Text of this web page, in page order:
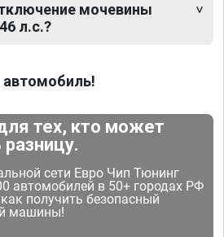
мочевины
л.с.?
автомобиль!
тех, кто может
сети Евро Чип Тюнинг
автомобилей в 50+ городах РФ
получить безопасный
машины!